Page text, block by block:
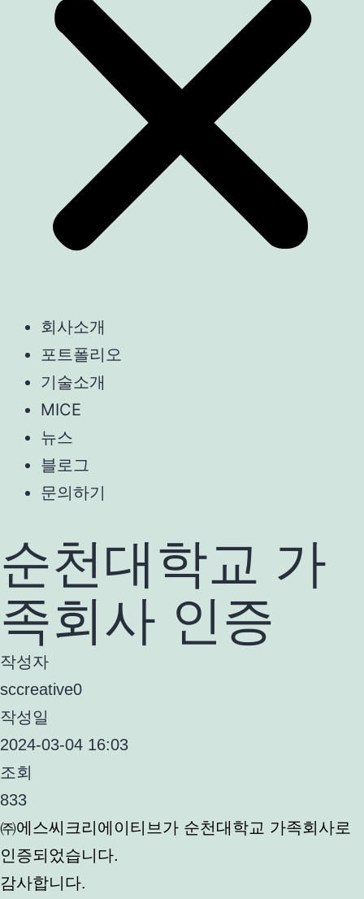
회사소개
포트폴리오
기술소개
MICE
뉴스
블로그
문의하기
순천대학교 가
족회사 인증
작성자
sccreative0
작성일
2024-03-04 16:03
조회
833
㈜에스씨크리에이티브가 순천대학교 가족회사로
인증되었습니다.
감사합니다.